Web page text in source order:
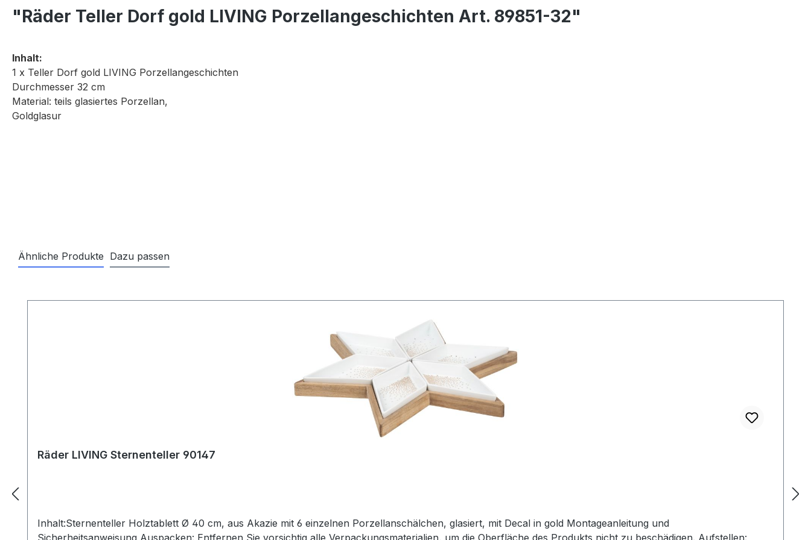
"Räder Teller Dorf gold LIVING Porzellangeschichten Art. 89851-32"
Inhalt:
1 x Teller Dorf gold LIVING Porzellangeschichten
Durchmesser 32 cm
Material: teils glasiertes Porzellan,
Goldglasur
Ähnliche Produkte Dazu passen
Räder LIVING Sternenteller 90147
Inhalt:Sternenteller Holztablett Ø 40 cm, aus Akazie mit 6 einzelnen Porzellanschälchen, glasiert, mit Decal in gold Montageanleitung und